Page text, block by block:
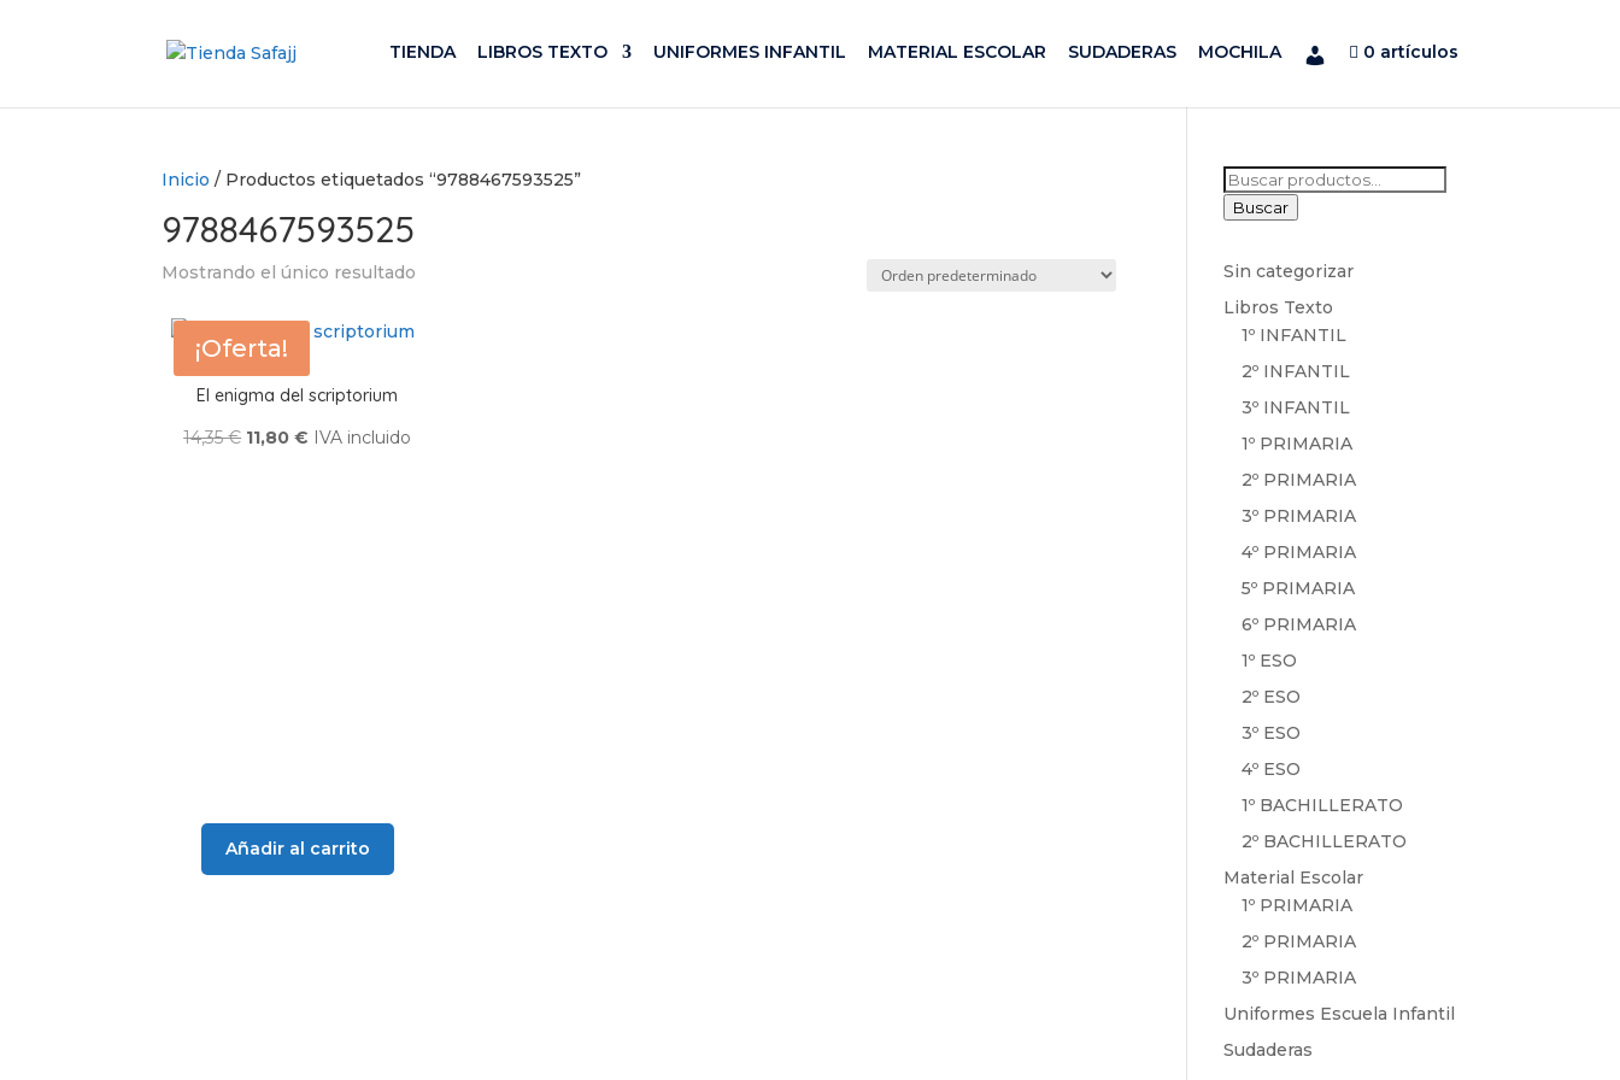
TIENDA LIBROS TEXTO UNIFORMES INFANTIL MATERIAL ESCOLAR SUDADERAS MOCHILA 0 artículos
Inicio / Productos etiquetados “9788467593525”
9788467593525
Mostrando el único resultado
¡Oferta!
El enigma del scriptorium
14,35€ El
11,80€ El
IVA incluido
Añadir al carrito
Buscar
por:
Buscar
Sin categorizar
Libros Texto
1º INFANTIL
2º INFANTIL
3º INFANTIL
1º PRIMARIA
2º PRIMARIA
3º PRIMARIA
4º PRIMARIA
5º PRIMARIA
6º PRIMARIA
1º ESO
2º ESO
3º ESO
4º ESO
1º BACHILLERATO
2º BACHILLERATO
Material Escolar
1º PRIMARIA
2º PRIMARIA
3º PRIMARIA
Uniformes Escuela Infantil
Sudaderas